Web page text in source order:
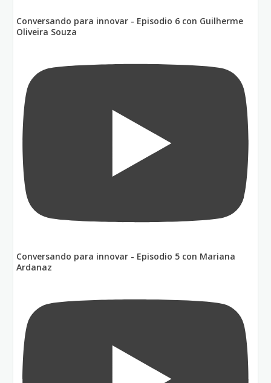
Conversando para innovar - Episodio 6 con Guilherme
Oliveira Souza
Conversando para innovar - Episodio 5 con Mariana
Ardanaz